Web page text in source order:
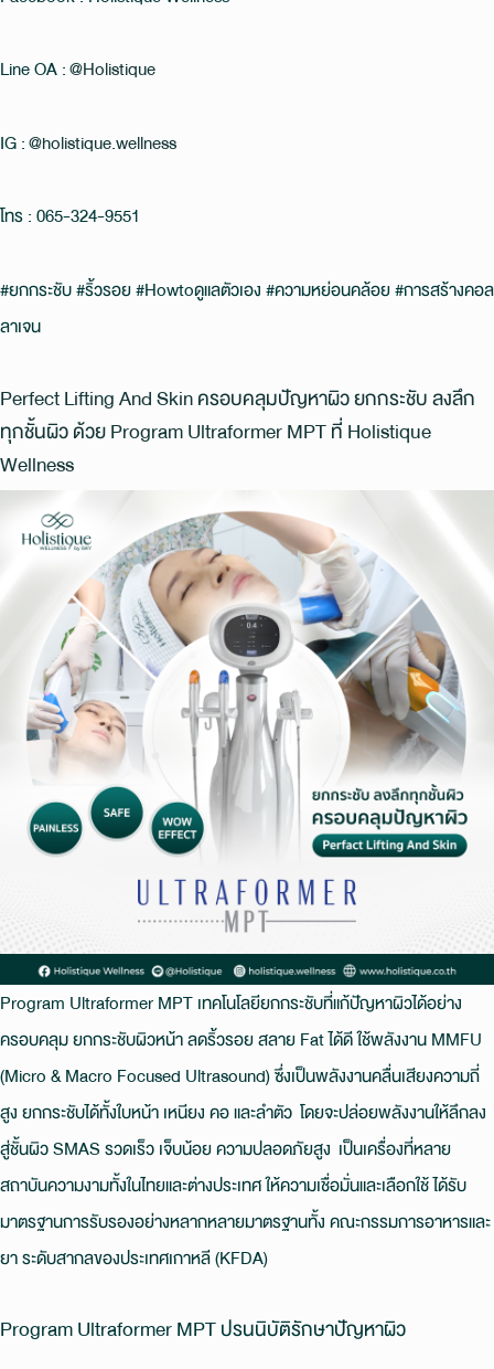
Line OA :@Holistique
IG :@holistique.wellness
โทร : 065-324-9551
#ยกกระชับ #ริ้วรอย #Howtoดูแลตัวเอง #ความหย่อนคล้อย #การสร้างคอล
ลาเจน
Perfect Lifting And Skin ครอบคลุมปัญหาผิว ยกกระชับ ลงลึก
ทุกชั้นผิว ด้วย Program Ultraformer MPT ที่ Holistique
Wellness
Program Ultraformer MPT เทคโนโลยียกกระชับที่แก้ปัญหาผิวได้อย่าง
ครอบคลุม ยกกระชับผิวหน้า ลดริ้วรอย สลาย Fat ได้ดี ใช้พลังงาน MMFU
(Micro & Macro Focused Ultrasound) ซึ่งเป็นพลังงานคลื่นเสียงความถี่
สูง ยกกระชับได้ทั้งใบหน้า เหนียง คอ และลำตัว โดยจะปล่อยพลังงานให้ลึกลง
สู่ชั้นผิว SMAS รวดเร็ว เจ็บน้อย ความปลอดภัยสูง เป็นเครื่องที่หลาย
สถาบันความงามทั้งในไทยและต่างประเทศ ให้ความเชื่อมั่นและเลือกใช้ ได้รับ
มาตรฐานการรับรองอย่างหลากหลายมาตรฐานทั้ง คณะกรรมการอาหารและ
ยา ระดับสากลของประเทศเกาหลี (KFDA)
Program Ultraformer MPT ปรนนิบัติรักษาปัญหาผิว